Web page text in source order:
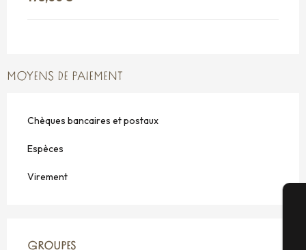
MOYENS DE PAIEMENT
Chèques bancaires et postaux
Espèces
Virement
GROUPES
GROUPES